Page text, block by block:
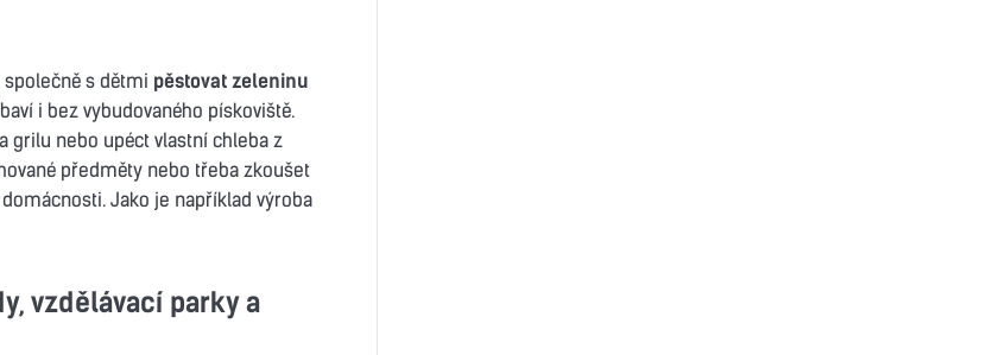
s dětmi pěstovat zeleninu
i bez vybudovaného pískoviště.
grilu nebo upéct vlastní chleba z
předměty nebo třeba zkoušet
Jako je například výroba
vzdělávací parky a